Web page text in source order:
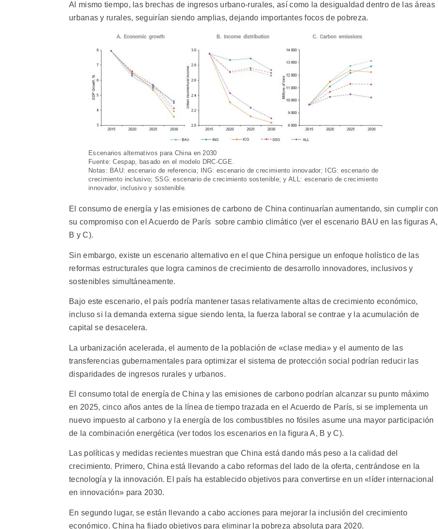
Al mismo tiempo, las brechas de ingresos urbano-rurales, así como la desigualdad dentro de las áreas
urbanas y rurales, seguirían siendo amplias, dejando importantes focos de pobreza.
Escenarios alternativos para China en 2030
Fuente: Cespap, basado en el modelo DRC-CGE.
Notas: BAU: escenario de referencia; ING: escenario de crecimiento innovador; ICG: escenario de
crecimiento inclusivo; SSG: escenario de crecimiento sostenible; y ALL: escenario de crecimiento
innovador, inclusivo y sostenible.
El consumo de energía y las emisiones de carbono de China continuarían aumentando, sin cumplir con
su compromiso con el Acuerdo de París sobre cambio climático (ver el escenario BAU en las figuras A,
B y C).
Sin embargo, existe un escenario alternativo en el que China persigue un enfoque holístico de las
reformas estructurales que logra caminos de crecimiento de desarrollo innovadores, inclusivos y
sostenibles simultáneamente.
Bajo este escenario, el país podría mantener tasas relativamente altas de crecimiento económico,
incluso si la demanda externa sigue siendo lenta, la fuerza laboral se contrae y la acumulación de
capital se desacelera.
La urbanización acelerada, el aumento de la población de «clase media» y el aumento de las
transferencias gubernamentales para optimizar el sistema de protección social podrían reducir las
disparidades de ingresos rurales y urbanos.
El consumo total de energía de China y las emisiones de carbono podrían alcanzar su punto máximo
en 2025, cinco años antes de la línea de tiempo trazada en el Acuerdo de París, si se implementa un
nuevo impuesto al carbono y la energía de los combustibles no fósiles asume una mayor participación
de la combinación energética (ver todos los escenarios en la figura A, B y C).
Las políticas y medidas recientes muestran que China está dando más peso a la calidad del
crecimiento. Primero, China está llevando a cabo reformas del lado de la oferta, centrándose en la
tecnología y la innovación. El país ha establecido objetivos para convertirse en un «líder internacional
en innovación» para 2030.
En segundo lugar, se están llevando a cabo acciones para mejorar la inclusión del crecimiento
económico. China ha fijado objetivos para eliminar la pobreza absoluta para 2020.